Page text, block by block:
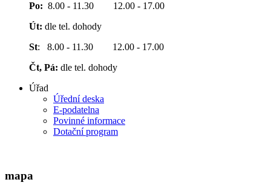
Po: 8.00 - 11.30 12.00 - 17.00
Út: dle tel. dohody
St: 8.00 - 11.30 12.00 - 17.00
Čt, Pá: dle tel. dohody
Úřad
Úřední deska
E-podatelna
Povinné informace
Dotační program
mapa